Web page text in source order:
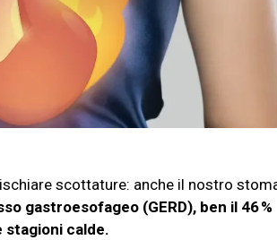
scottature: anche il nostro
gastroesofageo (GERD), ben il 46 %
stagioni calde.